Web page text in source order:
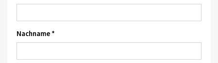
Nachname *